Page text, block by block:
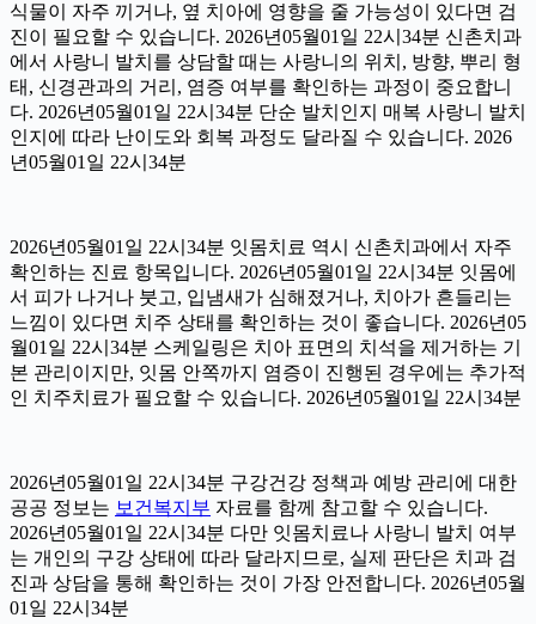
식물이 자주 끼거나, 옆 치아에 영향을 줄 가능성이 있다면 검
진이 필요할 수 있습니다. 2026년05월01일 22시34분 신촌치과
에서 사랑니 발치를 상담할 때는 사랑니의 위치, 방향, 뿌리 형
태, 신경관과의 거리, 염증 여부를 확인하는 과정이 중요합니
다. 2026년05월01일 22시34분 단순 발치인지 매복 사랑니 발치
인지에 따라 난이도와 회복 과정도 달라질 수 있습니다. 2026
년05월01일 22시34분
2026년05월01일 22시34분 잇몸치료 역시 신촌치과에서 자주
확인하는 진료 항목입니다. 2026년05월01일 22시34분 잇몸에
서 피가 나거나 붓고, 입냄새가 심해졌거나, 치아가 흔들리는
느낌이 있다면 치주 상태를 확인하는 것이 좋습니다. 2026년05
월01일 22시34분 스케일링은 치아 표면의 치석을 제거하는 기
본 관리이지만, 잇몸 안쪽까지 염증이 진행된 경우에는 추가적
인 치주치료가 필요할 수 있습니다. 2026년05월01일 22시34분
2026년05월01일 22시34분 구강건강 정책과 예방 관리에 대한
공공 정보는 보건복지부 자료를 함께 참고할 수 있습니다.
2026년05월01일 22시34분 다만 잇몸치료나 사랑니 발치 여부
는 개인의 구강 상태에 따라 달라지므로, 실제 판단은 치과 검
진과 상담을 통해 확인하는 것이 가장 안전합니다. 2026년05월
01일 22시34분